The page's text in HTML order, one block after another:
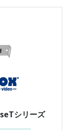
シリーズ